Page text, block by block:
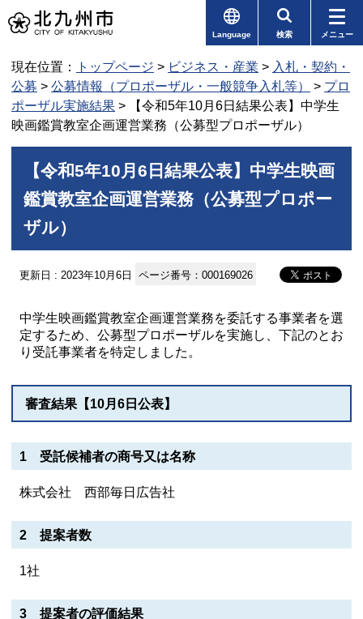
Language 検索 メニュー
現在位置： トップページ > ビジネス・産業 > 入札・契約・
公募 > 公募情報（プロポーザル・一般競争入札等） > プロ
ポーザル実施結果 > 【令和5年10月6日結果公表】中学生
映画鑑賞教室企画運営業務（公募型プロポーザル）
【令和5年10月6日結果公表】中学生映画
鑑賞教室企画運営業務（公募型プロポー
ザル）
更新日 : 2023年10月6日 ページ番号：000169026
中学生映画鑑賞教室企画運営業務を委託する事業者を選
定するため、公募型プロポーザルを実施し、下記のとお
り受託事業者を特定しました。
審査結果【10月6日公表】
1 受託候補者の商号又は名称
株式会社 西部毎日広告社
2 提案者数
1社
3 提案者の評価結果